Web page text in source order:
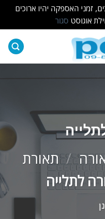
זמני האספקה יהיו ארוכים
אוגוסט סגור
/ תאורת
לתלייה